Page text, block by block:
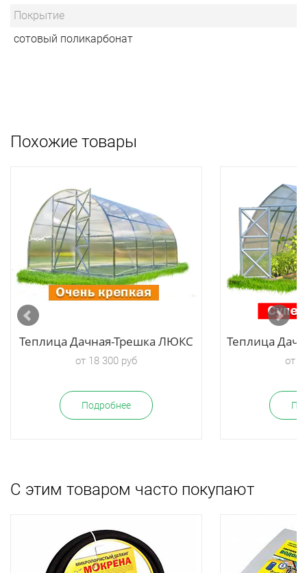
Покрытие
сотовый поликарбонат
Похожие товары
Теплица Дачная-Трешка ЛЮКС
от 18 300 руб
Подробнее
Теплица
от
С этим товаром часто покупают